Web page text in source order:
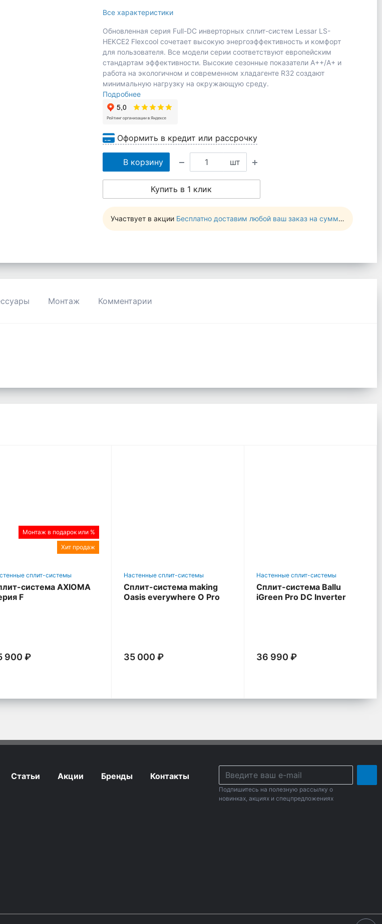
Все характеристики
Обновленная серия Full-DC инверторных cплит-систем Lessar LS-
HEKCE2 Flexcool сочетает высокую энергоэффективность и комфорт
для пользователя. Все модели серии соответствуют европейским
стандартам эффективности. Высокие сезонные показатели А++/А+ и
работа на экологичном и современном хладагенте R32 создают
минимальную нагрузку на окружающую среду.
Подробнее
Оформить в кредит или рассрочку
В корзину шт
Купить в 1 клик
Участвует в акции Бесплатно доставим любой ваш заказ на сумму от 10 000 руб
Монтаж Комментарии
Монтаж в подарок или %
Хит продаж
сплит-системы
система AXIOMA
F
900 ₽
Настенные сплит-системы
Сплит-система making
Oasis everywhere O Pro
35 000 ₽
Настенные сплит-системы
Сплит-система Ballu
iGreen Pro DC Inverter
36 990 ₽
Статьи Акции Бренды Контакты
Подпишитесь на полезную рассылку о
новинках, акциях и спецпредложениях